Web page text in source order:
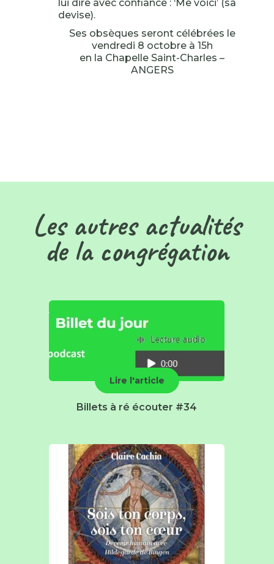
lui dire avec confiance : ‘Me voici’ (sa
devise).
Ses obsèques seront célébrées le
vendredi 8 octobre à 15h
en la Chapelle Saint-Charles –
ANGERS
Les autres actualités
de la congrégation
Lire l'article
Billets à ré écouter #34